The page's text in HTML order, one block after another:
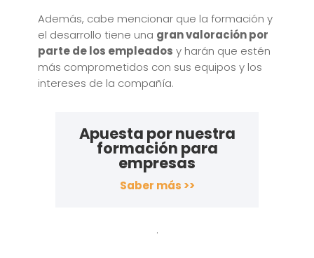
Además, cabe mencionar que la formación y
el desarrollo tiene una gran valoración por
parte de los empleados y harán que estén
más comprometidos con sus equipos y los
intereses de la compañía.
Apuesta por nuestra
formación para
empresas
Saber más >>
.